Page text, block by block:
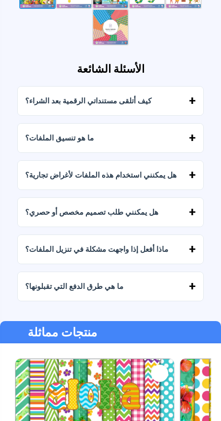
الأسئلة الشائعة
كيف أتلقى مستنداتي الرقمية بعد الشراء؟
ما هو تنسيق الملفات؟
الباقات أيضًا ملفات AI أو PDF.
هل يمكنني استخدام هذه الملفات لأغراض تجارية؟
هل يمكنني طلب تصميم مخصص أو حصري؟
ماذا أفعل إذا واجهت مشكلة في تنزيل الملفات؟
ما هي طرق الدفع التي تقبلونها؟
منتجات مماثلة